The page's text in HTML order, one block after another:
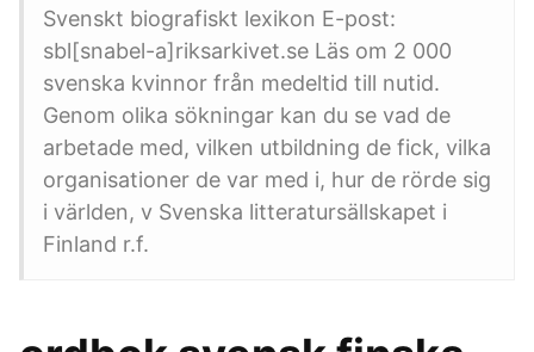
Svenskt biografiskt lexikon E-post:
sbl[snabel-a]riksarkivet.se Läs om 2 000
svenska kvinnor från medeltid till nutid.
Genom olika sökningar kan du se vad de
arbetade med, vilken utbildning de fick, vilka
organisationer de var med i, hur de rörde sig
i världen, v Svenska litteratursällskapet i
Finland r.f.